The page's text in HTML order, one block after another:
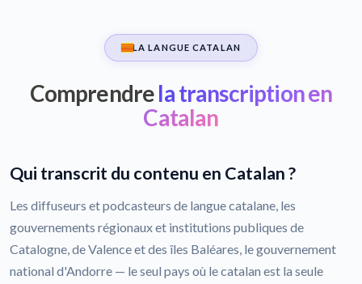
LA LANGUE CATALAN
Comprendrela transcription en
Catalan
Qui transcrit du contenu en Catalan ?
Les diffuseurs et podcasteurs de langue catalane, les
gouvernements régionaux et institutions publiques de
Catalogne, de Valence et des îles Baléares, le gouvernement
national d'Andorre — le seul pays où le catalan est la seule